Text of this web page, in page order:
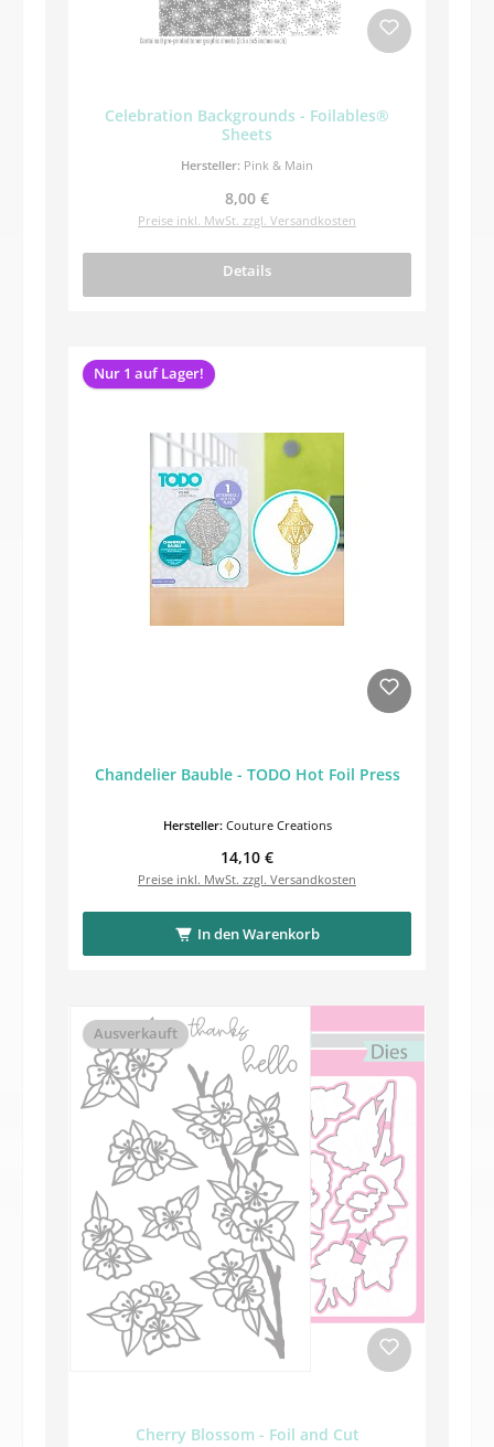
Celebration Backgrounds - Foilables®
Sheets
Hersteller: Pink & Main
Regulärer Preis:
8,00 €
Preise inkl. MwSt. zzgl. Versandkosten
Details
Nur 1 auf Lager!
Chandelier Bauble - TODO Hot Foil Press
Hersteller: Couture Creations
Regulärer Preis:
14,10 €
Preise inkl. MwSt. zzgl. Versandkosten
In den Warenkorb
Ausverkauft
Cherry Blossom - Foil and Cut